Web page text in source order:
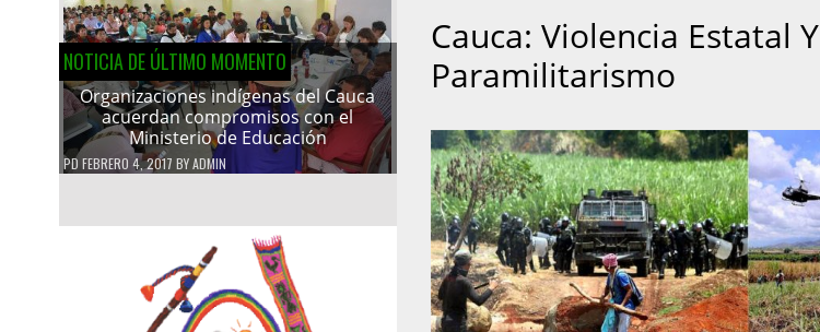
NOTICIA DE ÚLTIMO MOMENTO
Organizaciones indígenas del Cauca
acuerdan compromisos con el
Ministerio de Educación
PD FEBRERO 4, 2017 BYADMIN
Cauca: Violencia Estatal Y
Paramilitarismo